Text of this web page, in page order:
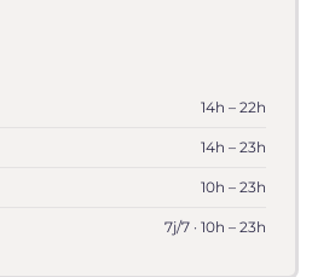
14h – 22h
14h – 23h
10h – 23h
7j/7 · 10h – 23h